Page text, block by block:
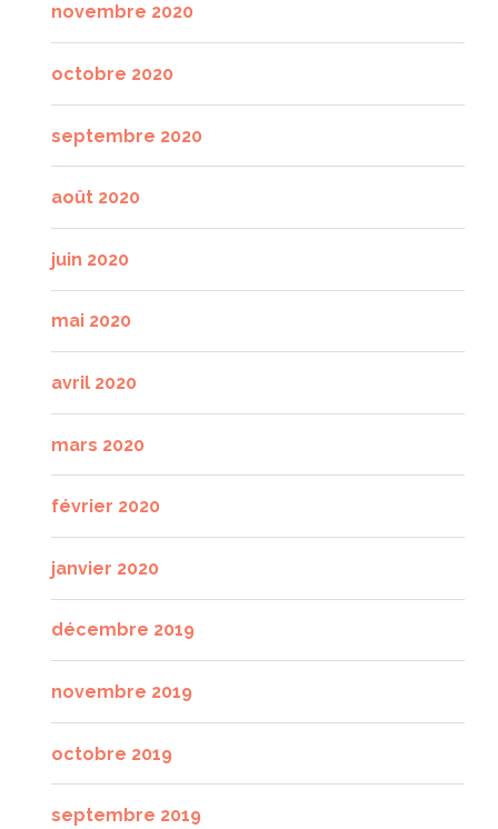
novembre 2020
octobre 2020
septembre 2020
août 2020
juin 2020
mai 2020
avril 2020
mars 2020
février 2020
janvier 2020
décembre 2019
novembre 2019
octobre 2019
septembre 2019